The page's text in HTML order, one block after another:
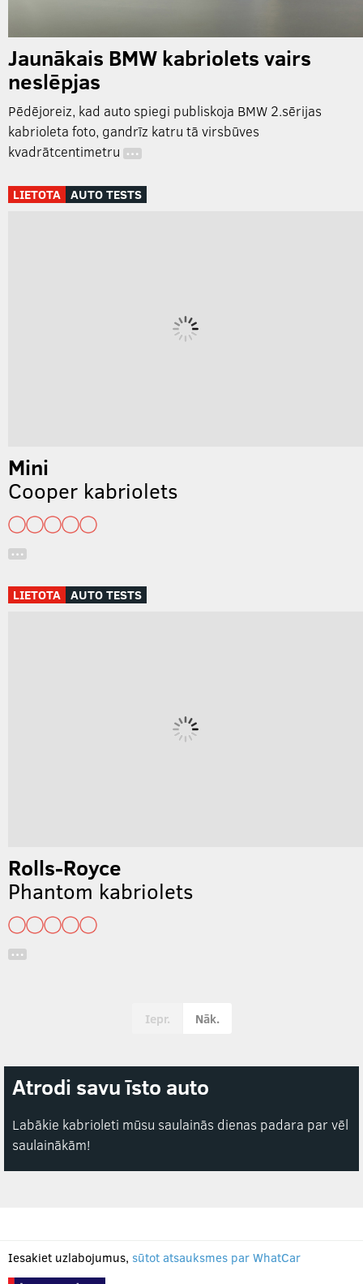
Jaunākais BMW kabriolets vairs
neslēpjas
Pēdējoreiz, kad auto spiegi publiskoja BMW 2.sērijas
kabrioleta foto, gandrīz katru tā virsbūves
kvadrātcentimetru …
LIETOTA AUTO TESTS
Mini
Cooper kabriolets
…
LIETOTA AUTO TESTS
Rolls-Royce
Phantom kabriolets
…
Iepr. Nāk.
Atrodi savu īsto auto
Labākie kabrioleti mūsu saulainās dienas padara par vēl
saulainākām!
Iesakiet uzlabojumus, sūtot atsauksmes par WhatCar